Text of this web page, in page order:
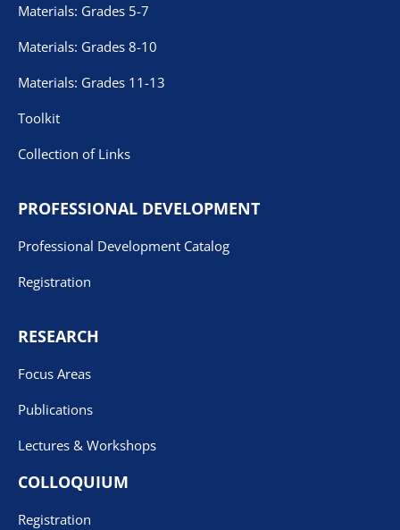
Materials: Grades 5-7
Materials: Grades 8-10
Materials: Grades 11-13
Toolkit
Collection of Links
PROFESSIONAL DEVELOPMENT
Professional Development Catalog
Registration
RESEARCH
Focus Areas
Publications
Lectures & Workshops
COLLOQUIUM
Registration